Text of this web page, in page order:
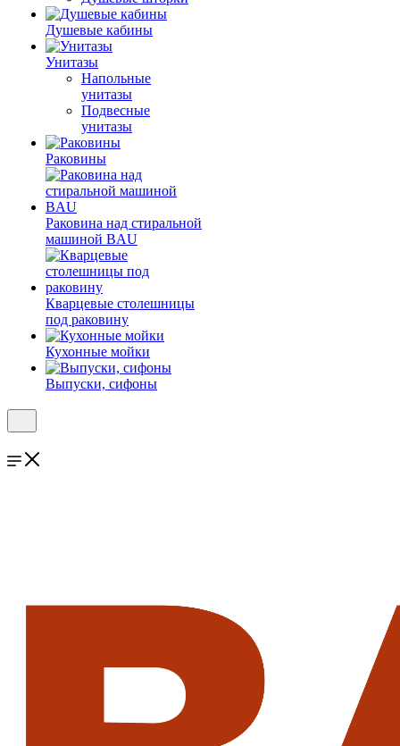
Душевые кабины
Унитазы
Напольные
унитазы
Подвесные
унитазы
Раковины
Раковина над стиральной
машиной BAU
Кварцевые столешницы
под раковину
Кухонные мойки
Выпуски, сифоны